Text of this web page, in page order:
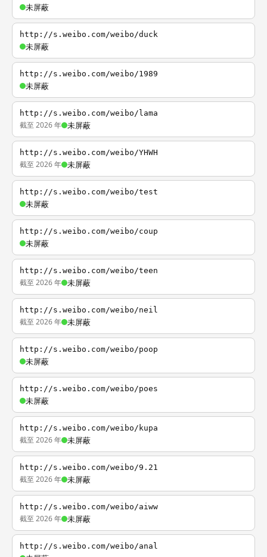
未屏蔽
http://s.weibo.com/weibo/duck
未屏蔽
http://s.weibo.com/weibo/1989
未屏蔽
http://s.weibo.com/weibo/lama
截至 2026 年 未屏蔽
http://s.weibo.com/weibo/YHWH
截至 2026 年 未屏蔽
http://s.weibo.com/weibo/test
未屏蔽
http://s.weibo.com/weibo/coup
未屏蔽
http://s.weibo.com/weibo/teen
截至 2026 年 未屏蔽
http://s.weibo.com/weibo/neil
截至 2026 年 未屏蔽
http://s.weibo.com/weibo/poop
未屏蔽
http://s.weibo.com/weibo/poes
未屏蔽
http://s.weibo.com/weibo/kupa
截至 2026 年 未屏蔽
http://s.weibo.com/weibo/9.21
截至 2026 年 未屏蔽
http://s.weibo.com/weibo/aiww
截至 2026 年 未屏蔽
http://s.weibo.com/weibo/anal